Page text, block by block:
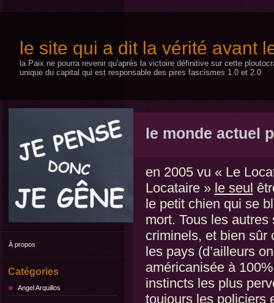
le site qui a dit la vérité avant
la Paix ne pourra revenir qu'après la victoire définitive sur cette
unique du capital qui est responsable des pires fascismes 1.0 et 2.0
À propos
Catégories
Angel Arquillos
le monde actuel
en 2005 vu « Le
Locataire » le seul
le petit chien qui se
mort. Tous les
criminels, et bien sûr
les pays (d’ailleurs
américanisée à
instincts les plus
toujours les policiers